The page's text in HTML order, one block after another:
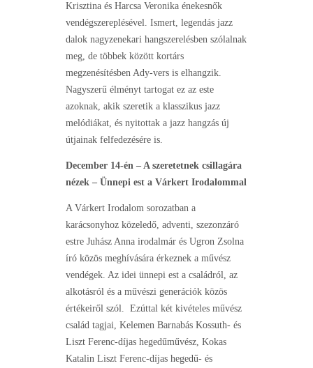
Krisztina és Harcsa Veronika énekesnők
vendégszereplésével. Ismert, legendás jazz
dalok nagyzenekari hangszerelésben szólalnak
meg, de többek között kortárs
megzenésítésben Ady-vers is elhangzik.
Nagyszerű élményt tartogat ez az este
azoknak, akik szeretik a klasszikus jazz
melódiákat, és nyitottak a jazz hangzás új
útjainak felfedezésére is.
December 14-én – A szeretetnek csillagára
nézek – Ünnepi est a Várkert Irodalommal
A Várkert Irodalom sorozatban a
karácsonyhoz közeledő, adventi, szezonzáró
estre Juhász Anna irodalmár és Ugron Zsolna
író közös meghívására érkeznek a művész
vendégek. Az idei ünnepi est a családról, az
alkotásról és a művészi generációk közös
értékeiről szól. Ezúttal két kivételes művész
család tagjai, Kelemen Barnabás Kossuth- és
Liszt Ferenc-díjas hegedűművész, Kokas
Katalin Liszt Ferenc-díjas hegedű- és